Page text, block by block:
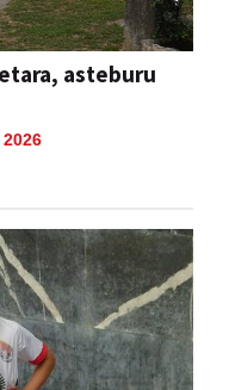
asteburu
2026